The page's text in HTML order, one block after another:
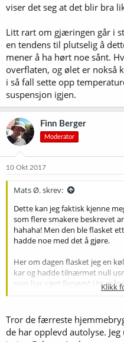
viser det seg at det blir bra
Litt rart om gjæringen går i
en tendens til plutselig å
mener å ha hørt noe sånt.
overflaten, og ølet er nokså
i så fall sette opp
suspensjon igjen.
Finn Berger
Moderator
10 Okt 2017
Mats Ø. skrev:
Dette kan jeg faktisk kjenne
som flere smakere beskrevet
hahaha! Men den ble flasket
hadde noe med det å gjøre.
Her om dagen flasket jeg en
kar og hadde tilnærmet null
som har vært forsømt i to
nydelig. Så hvor lenge kan det
på gjæringskar. "Hvor lang er
Klikk
Tror de færreste
de har opplevd autolyse.